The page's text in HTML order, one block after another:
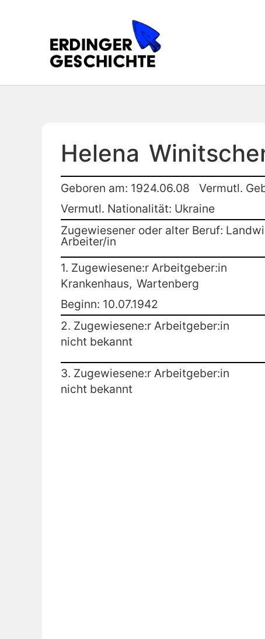
Helena
Geboren am: 1924.06.08
Vermutl.
Vermutl. Nationalität: Ukraine
Zugewiesener oder alter Beruf:
Arbeiter/in
1. Zugewiesene:r Arbeitgeber:in
Krankenhaus, Wartenberg
Beginn: 10.07.1942
2. Zugewiesene:r Arbeitgeber:in
nicht bekannt
3. Zugewiesene:r Arbeitgeber:in
nicht bekannt